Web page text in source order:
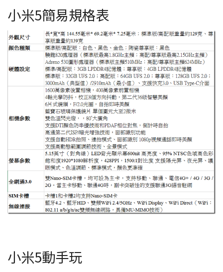
小米5簡易規格表
小米5動手玩